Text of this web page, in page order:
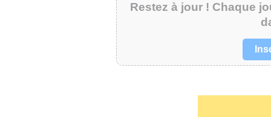
•
•
Restez à jour ! Chaque